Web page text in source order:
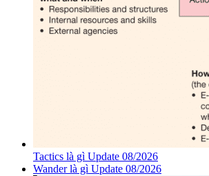
Tactics là gì Update 08/2026
Wander là gì Update 08/2026